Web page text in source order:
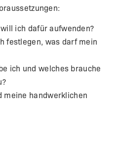
ich dafür aufwenden?
festlegen, was darf mein
ich und welches brauche
meine handwerklichen